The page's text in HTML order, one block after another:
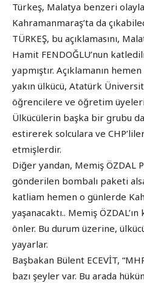
Türkeş, Malatya benzeri
Kahramanmaraş’ta da
TÜRKEŞ, bu açıklamasını,
Hamit FENDOĞLU’nun
yapmıştır. Açıklamanın
yakın ülkücü, Atatürk
öğrencilere ve öğretim
Ülkücülerin başka bir grubu
estirerek solculara ve
etmişlerdir.
Diğer yandan, Memiş ÖZDAL
gönderilen bombalı paketi
katliam hemen o günlerde
yaşanacaktı.. Memiş
önler. Bu durum üzerine,
yayarlar.
Başbakan Bülent ECEVİT,
bazı şeyler var. Bu arada